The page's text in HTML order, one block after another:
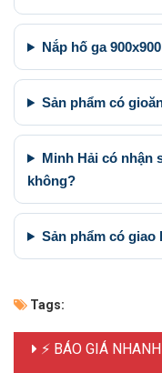
Nắp hố ga
Sản phẩm có
Minh Hải có nhận
không?
Sản phẩm có
Tags:
⚡ BÁO GIÁ